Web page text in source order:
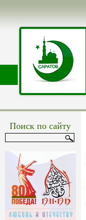
Поиск по сайту